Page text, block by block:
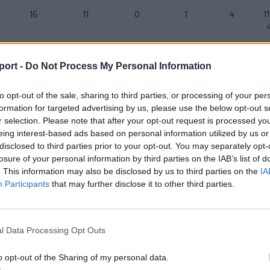
- Do Not Process My Personal Information
opt-out of the sale, sharing to third parties, or processing of your
for targeted advertising by us, please use the below opt-out
selection. Please note that after your opt-out request is processed
interest-based ads based on personal information utilized by us
to third parties prior to your opt-out. You may separately
of your personal information by third parties on the IAB’s list of
This information may also be disclosed by us to third parties on the
Participants that may further disclose it to other third parties.
Data Processing Opt Outs
opt-out of the Sharing of my personal data.
16 11 0 1 4
16 8 0 1 7
16 4 0 1 11
16
16 0